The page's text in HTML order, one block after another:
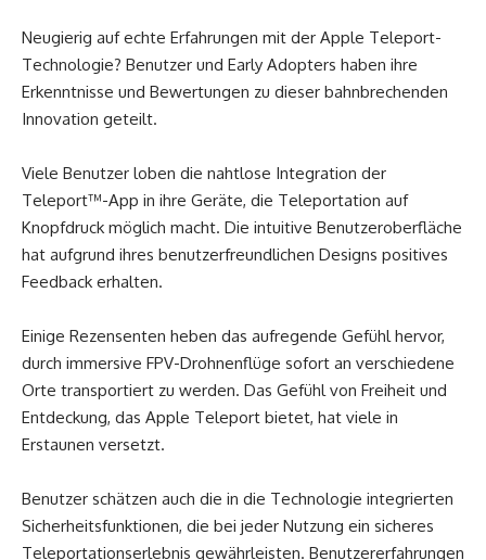
Neugierig auf echte Erfahrungen mit der Apple Teleport-
Technologie? Benutzer und Early Adopters haben ihre
Erkenntnisse und Bewertungen zu dieser bahnbrechenden
Innovation geteilt.
Viele Benutzer loben die nahtlose Integration der
Teleport™-App in ihre Geräte, die Teleportation auf
Knopfdruck möglich macht. Die intuitive Benutzeroberfläche
hat aufgrund ihres benutzerfreundlichen Designs positives
Feedback erhalten.
Einige Rezensenten heben das aufregende Gefühl hervor,
durch immersive FPV-Drohnenflüge sofort an verschiedene
Orte transportiert zu werden. Das Gefühl von Freiheit und
Entdeckung, das Apple Teleport bietet, hat viele in
Erstaunen versetzt.
Benutzer schätzen auch die in die Technologie integrierten
Sicherheitsfunktionen, die bei jeder Nutzung ein sicheres
Teleportationserlebnis gewährleisten. Benutzererfahrungen